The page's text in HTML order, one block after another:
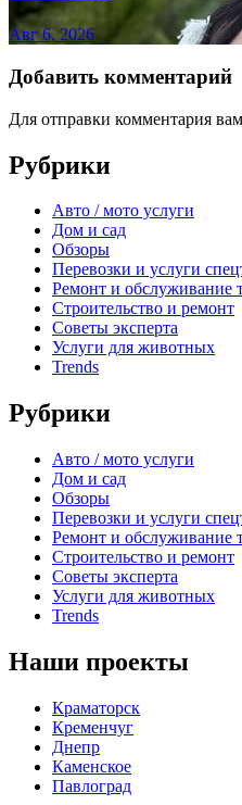
Авг 6, 2026
Добавить комментарий
Для отправки комментария
Рубрики
Авто / мото услуги
Дом и сад
Обзоры
Перевозки и услуги
Ремонт и обслуживание
Строительство и ремонт
Советы эксперта
Услуги для животных
Trends
Рубрики
Авто / мото услуги
Дом и сад
Обзоры
Перевозки и услуги
Ремонт и обслуживание
Строительство и ремонт
Советы эксперта
Услуги для животных
Trends
Наши проекты
Краматорск
Кременчуг
Днепр
Каменское
Павлоград